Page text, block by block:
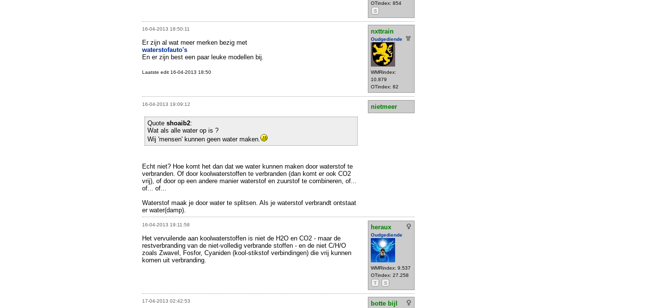
OTindex: 854
S
16-04-2013 18:50:11 nxttrain
Oudgediende
WMRindex:
10.879
OTindex: 82
Er zijn al wat meer merken bezig met
waterstofauto's
En er zijn best een paar leuke modellen bij.
Laatste edit 16-04-2013 18:50
16-04-2013 19:09:12 nietmeer
Quote shoaib2:
Wat als alle water op is ?
Wij 'mensen' kunnen geen water maken.
Echt niet? Hoe komt het dan dat we water kunnen maken door waterstof te
verbranden. Of door koolwaterstoffen te verbranden (dan komt er ook CO2
vrij), of door op een andere manier waterstof en zuurstof te combineren, of...
of... of...
Waterstof maak je door water te splitsen. Als je waterstof verbrandt ontstaat
er water(damp).
16-04-2013 19:11:58 heraux
Oudgediende
WMRindex: 9.537
OTindex: 27.258
T
S
Het vervuilende aan koolwaterstoffen is niet de H2O en CO2 - maar de
restverbranding van de niet-volledig verbrande stoffen - en de niet C/H/O
zoals Zwavel, Fosfor, Cyaniden (kool-stikstof verbindingen) die vrij kunnen
komen uit verbranding.
17-04-2013 02:42:53 botte bijl